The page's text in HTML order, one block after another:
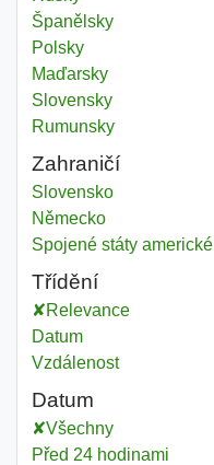
Španělsky
Polsky
Maďarsky
Slovensky
Rumunsky
Zahraničí
E commerce
Slovensko
E commerce
Německo
E commerce
Spojené státy americké
Třídění
Relevance
Datum
Vzdálenost
Datum
Všechny
Před 24 hodinami